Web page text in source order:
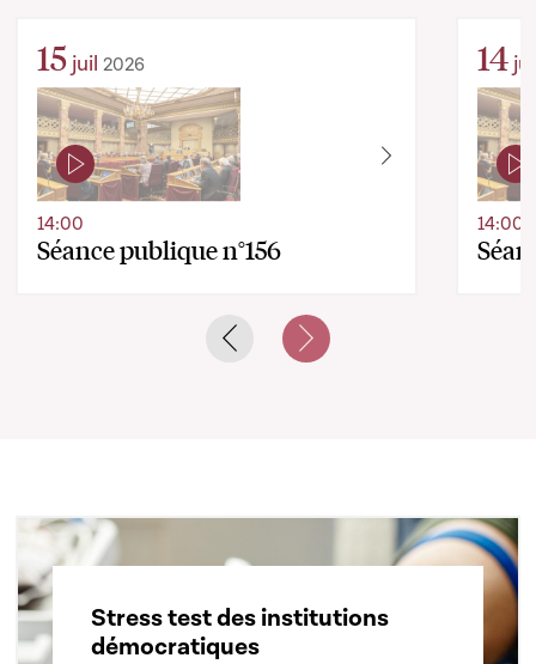
15 juil 2026
Séance publique n°156
14:00
14
14:00
Previous slideNext slide
Stress test des institutions
démocratiques